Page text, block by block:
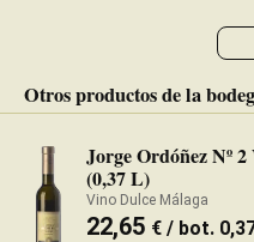
Otros productos de la
Jorge Ordóñez Nº
(0,37 L)
Vino Dulce Málaga
22,65 € / bot.